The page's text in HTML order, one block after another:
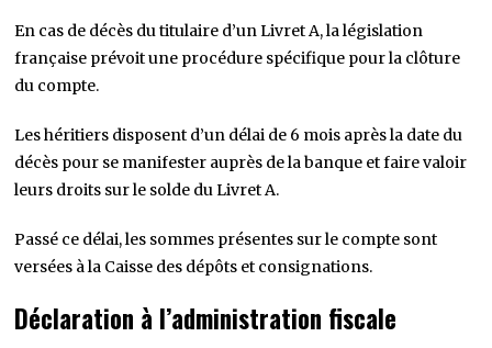
En cas de décès du titulaire d’un Livret A, la législation
française prévoit une procédure spécifique pour la clôture
du compte.
Les héritiers disposent d’un délai de 6 mois après la date du
décès pour se manifester auprès de la banque et faire valoir
leurs droits sur le solde du Livret A.
Passé ce délai, les sommes présentes sur le compte sont
versées à la Caisse des dépôts et consignations.
Déclaration à l’administration fiscale